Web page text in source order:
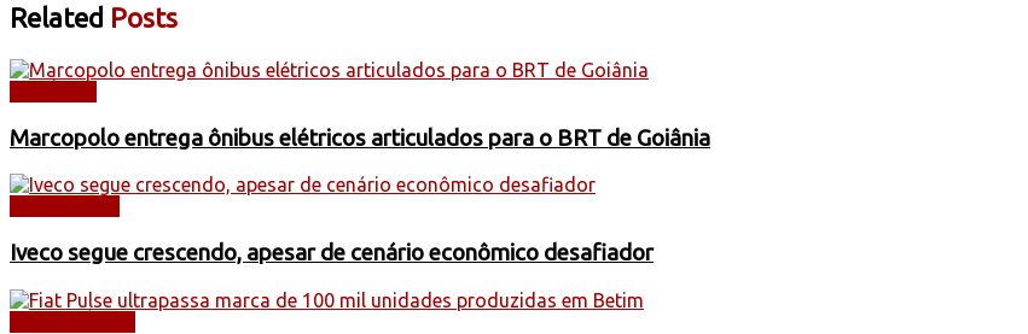
Related Posts
Marcopolo entrega ônibus elétricos articulados para o BRT de Goiânia
Iveco segue crescendo, apesar de cenário econômico desafiador